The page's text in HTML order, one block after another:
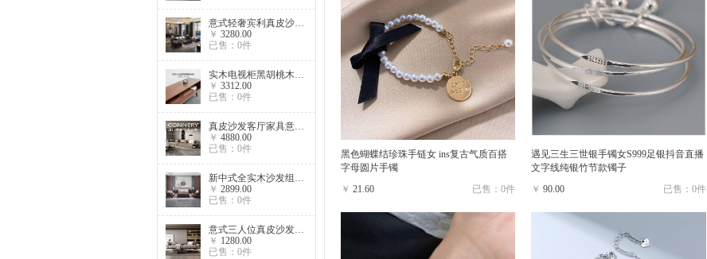
意式轻奢宾利真皮沙发设计师高端别墅定制家具123极简烤漆沙发
￥ 3280.00
已售：0件
实木电视柜黑胡桃木北欧地柜现代简约小户型客厅原木家具
￥ 3312.00
已售：0件
真皮沙发客厅家具意大利同款设计米诺提Connery皮布沙发
￥ 4880.00
已售：0件
新中式全实木沙发组合金丝檀木高端别墅客厅新古典中国风家具套装
￥ 2899.00
已售：0件
意式三人位真皮沙发头层牛皮客厅组合现代轻奢小户型家具组合套装
￥ 1280.00
已售：0件
黑色蝴蝶结珍珠手链女 ins复古气质百搭
字母圆片手镯
￥ 21.60 已售：0件
遇见三生三世银手镯女S999足银抖音直播
文字线纯银竹节款镯子
￥ 90.00 已售：0件